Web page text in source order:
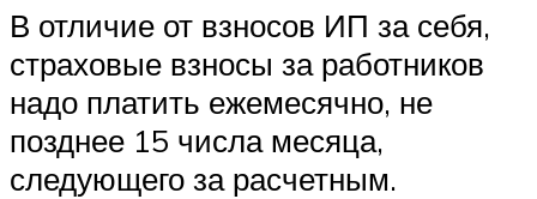
В отличие от взносов ИП за себя,
страховые взносы за работников
надо платить ежемесячно, не
позднее 15 числа месяца,
следующего за расчетным.